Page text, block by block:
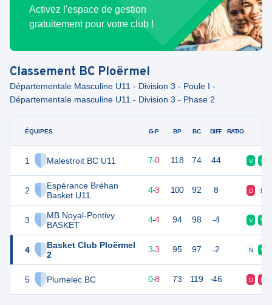
Activez l'espace de gestion
gratuitement pour votre club !
Classement BC Ploërmel
Départementale Masculine U11 - Division 3 - Poule I -
Départementale masculine U11 - Division 3 - Phase 2
ÉQUIPES
1 Malestroit BC U11
2
Espérance Bréhan
Basket U11
3
MB Noyal-Pontivy
BASKET
4
Basket Club Ploërmel
2
5 Plumelec BC
G-P BP BC DIFF RATIO
23 7-0 118 74 44 V V
17 4-3 100 92 8 D N
16 4-4 94 98 -4 V V
16 8 3-3 95 97 -2 N V
0-8 73 119 -46 D D